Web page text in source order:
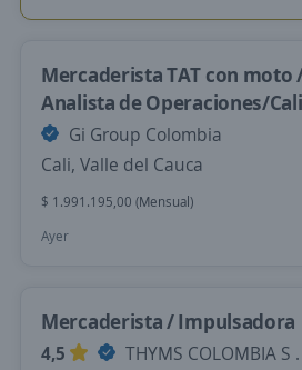
Mercaderista TAT con moto
Analista de Operaciones/Cali
Gi Group Colombia
Cali, Valle del Cauca
$ 1.991.195,00 (Mensual)
Ayer
Mercaderista / Impulsadora
4,5
THYMS COLOMBIA S